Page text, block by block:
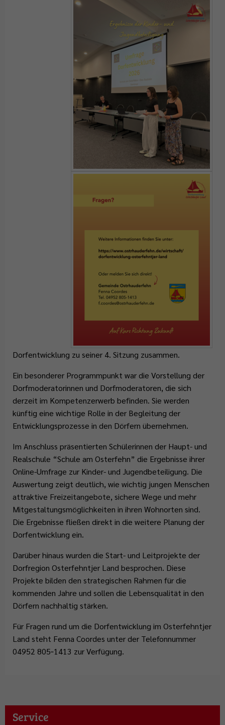
Dorfentwicklung zu seiner 4. Sitzung zusammen.
Ein besonderer Programmpunkt war die Vorstellung der
Dorfmoderatorinnen und Dorfmoderatoren, die sich
derzeit im Kompetenzerwerb befinden. Sie werden
künftig eine wichtige Rolle in der Begleitung der
Entwicklungsprozesse in den Dörfern übernehmen.
Im Anschluss präsentierten Schülerinnen der Haupt- und
Realschule “Schule am Osterfehn” die Ergebnisse ihrer
Online-Umfrage zur Kinder- und Jugendbeteiligung. Die
Auswertung zeigt deutlich, wie wichtig jungen Menschen
attraktive Freizeitangebote, sichere Wege und mehr
Mitgestaltungsmöglichkeiten in ihren Wohnorten sind.
Die Ergebnisse fließen direkt in die weitere Planung der
Dorfentwicklung ein.
Darüber hinaus wurden die Start- und Leitprojekte der
Dorfregion Osterfehntjer Land besprochen. Diese
Projekte bilden den strategischen Rahmen für die
kommenden Jahre und sollen die Lebensqualität in den
Dörfern nachhaltig stärken.
Für Fragen rund um die Dorfentwicklung im Osterfehntjer
Land steht Fenna Coordes unter der Telefonnummer
04952 805‑1413 zur Verfügung.
Service